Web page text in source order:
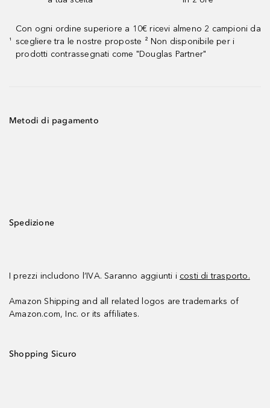
¹
Con ogni ordine superiore a 10€ ricevi almeno 2 campioni da
scegliere tra le nostre proposte ² Non disponibile per i
prodotti contrassegnati come "Douglas Partner"
Metodi di pagamento
Spedizione
I prezzi includono l’IVA. Saranno aggiunti i costi di trasporto.
Amazon Shipping and all related logos are trademarks of
Amazon.com, Inc. or its affiliates.
Shopping Sicuro